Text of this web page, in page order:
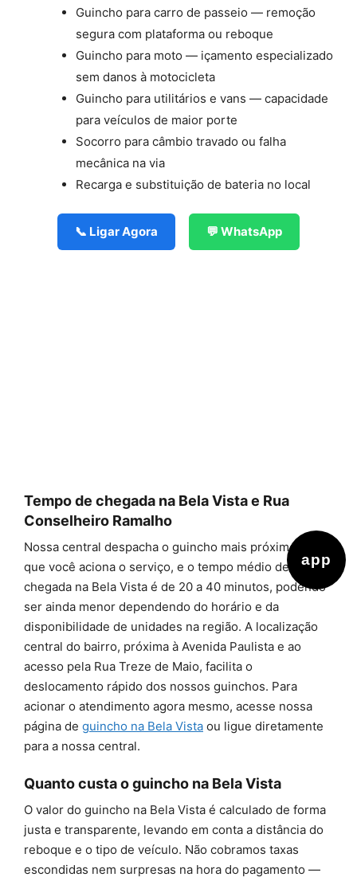
app
Guincho para carro de passeio — remoção
segura com plataforma ou reboque
Guincho para moto — içamento especializado
sem danos à motocicleta
Guincho para utilitários e vans — capacidade
para veículos de maior porte
Socorro para câmbio travado ou falha
mecânica na via
Recarga e substituição de bateria no local
📞 Ligar Agora 💬 WhatsApp
Tempo de chegada na Bela Vista e Rua
Conselheiro Ramalho
Nossa central despacha o guincho mais próximo assim
que você aciona o serviço, e o tempo médio de
chegada na Bela Vista é de 20 a 40 minutos, podendo
ser ainda menor dependendo do horário e da
disponibilidade de unidades na região. A localização
central do bairro, próxima à Avenida Paulista e ao
acesso pela Rua Treze de Maio, facilita o
deslocamento rápido dos nossos guinchos. Para
acionar o atendimento agora mesmo, acesse nossa
página de guincho na Bela Vista ou ligue diretamente
para a nossa central.
Quanto custa o guincho na Bela Vista
O valor do guincho na Bela Vista é calculado de forma
justa e transparente, levando em conta a distância do
reboque e o tipo de veículo. Não cobramos taxas
escondidas nem surpresas na hora do pagamento —